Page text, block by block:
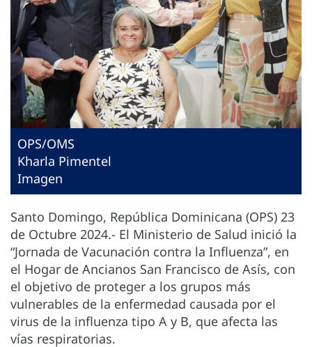
OPS/OMS
Kharla Pimentel
Imagen
Santo Domingo, República Dominicana (OPS) 23
de Octubre 2024.- El Ministerio de Salud inició la
“Jornada de Vacunación contra la Influenza”, en
el Hogar de Ancianos San Francisco de Asís, con
el objetivo de proteger a los grupos más
vulnerables de la enfermedad causada por el
virus de la influenza tipo A y B, que afecta las
vías respiratorias.